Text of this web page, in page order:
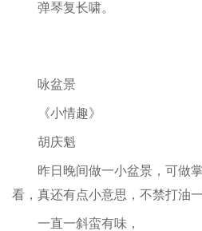
弹琴复长啸。
咏盆景
《小情趣》
胡庆魁
昨日晚间做一小盆景，可做掌
看，真还有点小意思，不禁打油一
一直一斜蛮有味，